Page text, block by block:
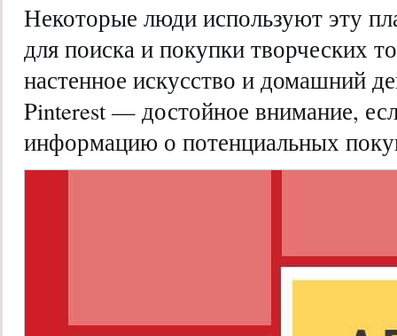
Некоторые люди используют эту
для поиска и покупки творческих
настенное искусство и домашний
Pinterest — достойное внимание,
информацию о потенциальных